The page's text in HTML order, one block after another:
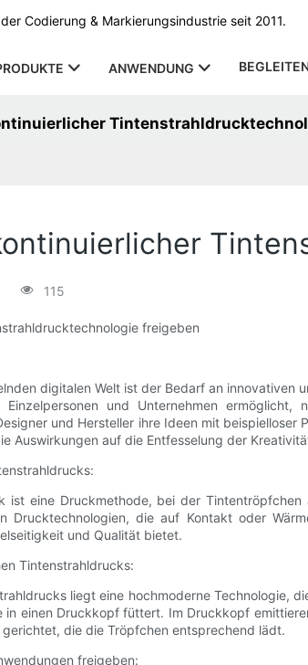
Codierung & Markierungsindustrie seit 2011.
ANWENDUNG
115
freigeben
digitalen Welt ist der Bedarf an
Einzelpersonen und Unternehmen
und Hersteller ihre Ideen mit
Auswirkungen auf die Entfesselung der
ist eine Druckmethode, bei der
Drucktechnologien, die auf Kontakt oder
und Qualität bietet.
Tintenstrahldrucks:
liegt eine hochmoderne Technologie,
einen Druckkopf füttert. Im Druckkopf
die die Tröpfchen entsprechend lädt.
freigeben: